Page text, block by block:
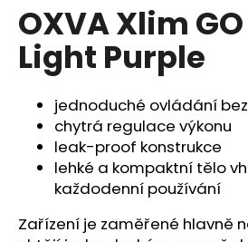
produktu
je
0,0
hvězdiček.
OXVA Xlim
Light Purple
jednoduché ovládání
chytrá regulace výkonu
leak-proof konstrukce
lehké a kompaktní tělo
každodenní používání
Zařízení je zaměřené hlavně
u